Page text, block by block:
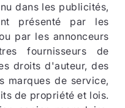
dans les publicités,
présenté par les
par les annonceurs
fournisseurs de
droits d'auteur, des
marques de service,
de propriété et lois.